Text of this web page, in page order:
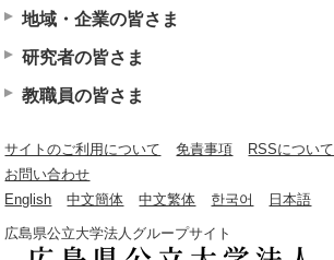
地域・企業の皆さま
研究者の皆さま
教職員の皆さま
サイトのご利用について 免責事項 RSSについて
お問い合わせ
English
中文簡体 中文繁体 한국어 日本語
広島県公立大学法人グループサイト